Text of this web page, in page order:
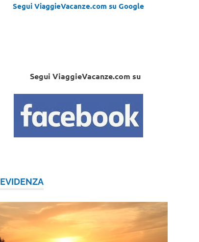
Segui ViaggieVacanze.com su Google
Segui ViaggieVacanze.com su